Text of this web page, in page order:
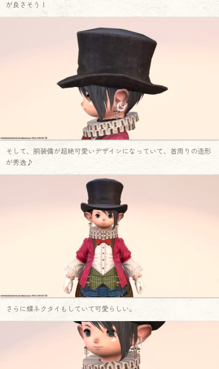
が良さそう！
そして、胴装備が超絶可愛いデザインになっていて、首周りの造形
が秀逸♪
さらに蝶ネクタイもしていて可愛らしい。